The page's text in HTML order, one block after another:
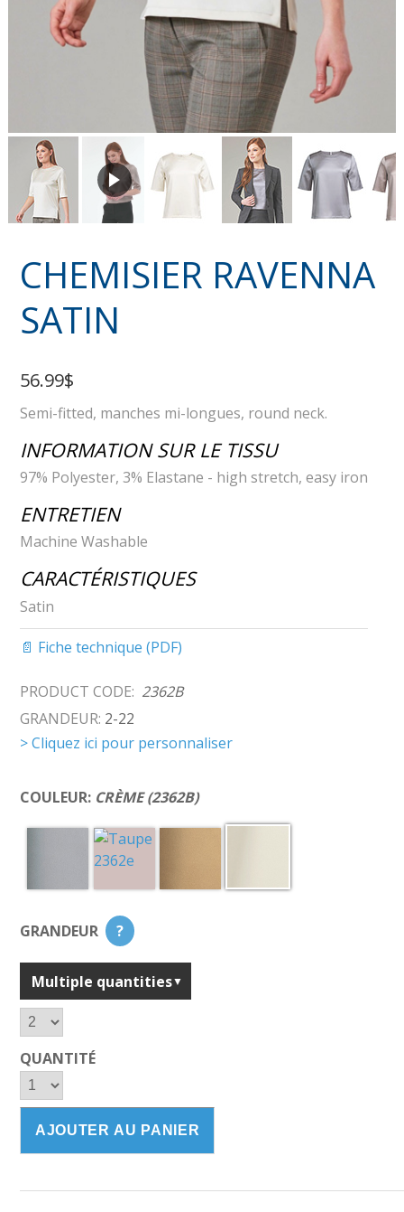
CHEMISIER RAVENNA
SATIN
56.99$
Semi-fitted, manches mi-longues, round neck.
INFORMATION SUR LE TISSU
97% Polyester, 3% Elastane - high stretch, easy iron
ENTRETIEN
Machine Washable
CARACTÉRISTIQUES
Satin
📄 Fiche technique (PDF)
PRODUCT CODE: 2362B
GRANDEUR: 2-22
> Cliquez ici pour personnaliser
COULEUR: CRÈME (2362B)
GRANDEUR ?
Multiple quantities
QUANTITÉ